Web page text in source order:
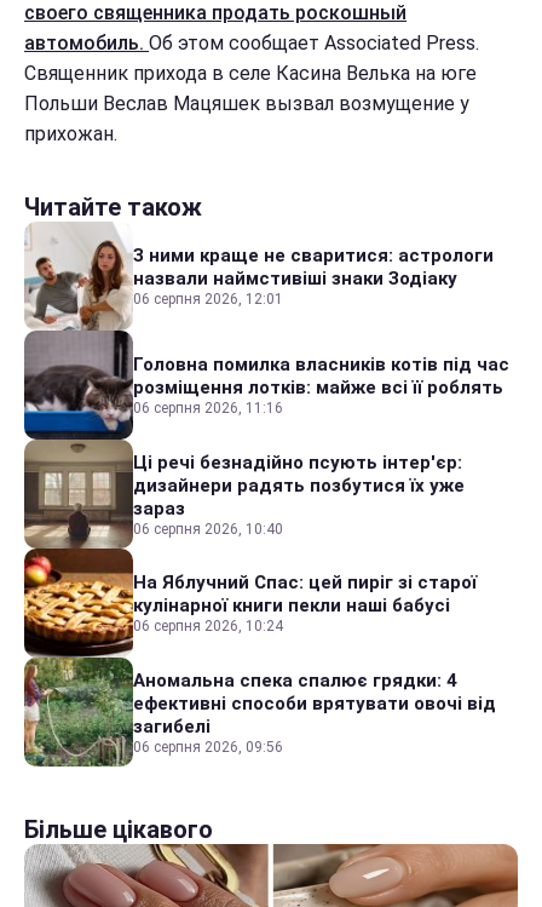
своего священника продать роскошный
автомобиль. Об этом сообщает Associated Press.
Священник прихода в селе Касина Велька на юге
Польши Веслав Мацяшек вызвал возмущение у
прихожан.
Читайте також
З ними краще не сваритися: астрологи
назвали наймстивіші знаки Зодіаку
06 серпня 2026, 12:01
Головна помилка власників котів під час
розміщення лотків: майже всі її роблять
06 серпня 2026, 11:16
Ці речі безнадійно псують інтер'єр:
дизайнери радять позбутися їх уже
зараз
06 серпня 2026, 10:40
На Яблучний Спас: цей пиріг зі старої
кулінарної книги пекли наші бабусі
06 серпня 2026, 10:24
Аномальна спека спалює грядки: 4
ефективні способи врятувати овочі від
загибелі
06 серпня 2026, 09:56
Більше цікавого